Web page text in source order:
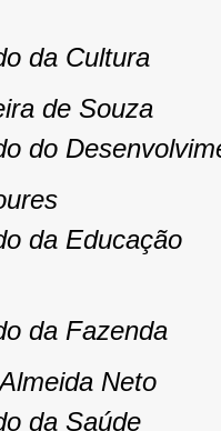
da Cultura
de Souza
do
da Educação
da Fazenda
Neto
da Saúde